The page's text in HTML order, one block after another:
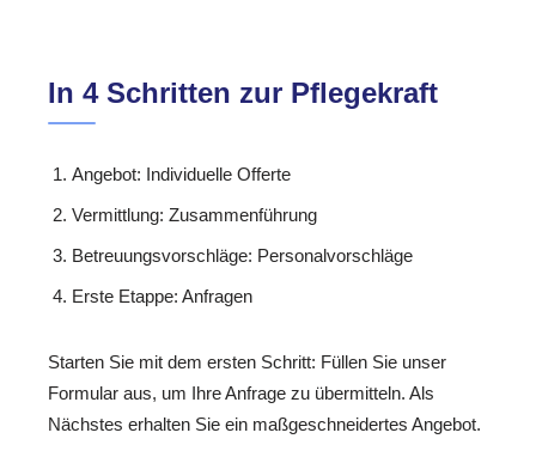
In 4 Schritten zur Pflegekraft
Angebot: Individuelle Offerte
Vermittlung: Zusammenführung
Betreuungsvorschläge: Personalvorschläge
Erste Etappe: Anfragen
Starten Sie mit dem ersten Schritt: Füllen Sie unser
Formular aus, um Ihre Anfrage zu übermitteln. Als
Nächstes erhalten Sie ein maßgeschneidertes Angebot.